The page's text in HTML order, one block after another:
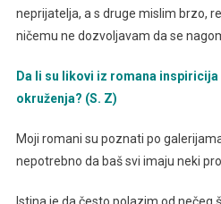
neprijatelja, a s druge mislim brzo,
ničemu ne dozvoljavam da se
Da li su likovi iz romana
okruženja? (S. Z)
Moji romani su poznati po
nepotrebno da baš svi imaju neki